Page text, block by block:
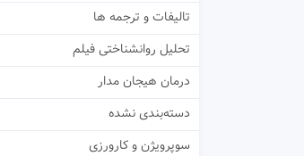
تالیفات و ترجمه ها
تحلیل روانشناختی فیلم
درمان هیجان مدار
دسته‌بندی نشده
سوپرویژن و کارورزی